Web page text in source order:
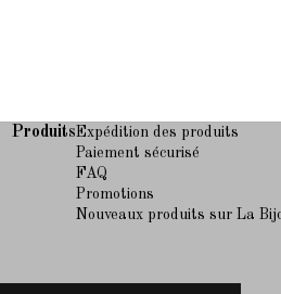
ProduitsExpédition des produits
Paiement sécurisé
FAQ
Promotions
Nouveaux produits sur La